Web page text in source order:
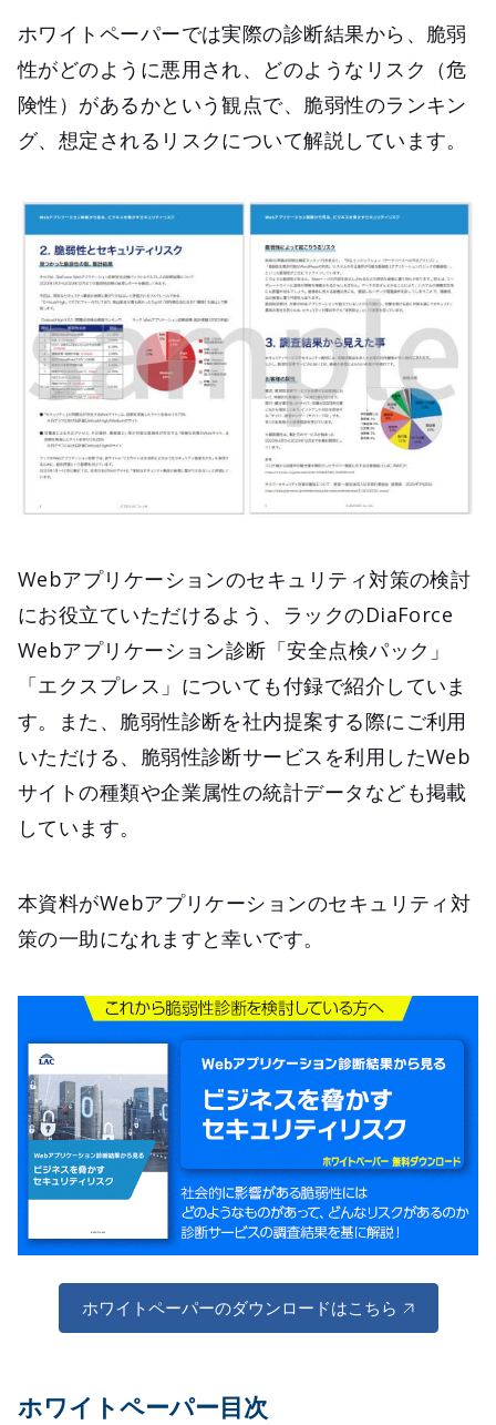
ホワイトペーパーでは実際の診断結果から、脆弱
性がどのように悪用され、どのようなリスク（危
険性）があるかという観点で、脆弱性のランキン
グ、想定されるリスクについて解説しています。
Webアプリケーションのセキュリティ対策の検討
にお役立ていただけるよう、ラックのDiaForce
Webアプリケーション診断「安全点検パック」
「エクスプレス」についても付録で紹介していま
す。また、脆弱性診断を社内提案する際にご利用
いただける、脆弱性診断サービスを利用したWeb
サイトの種類や企業属性の統計データなども掲載
しています。
本資料がWebアプリケーションのセキュリティ対
策の一助になれますと幸いです。
ホワイトペーパーのダウンロードはこちら
ホワイトペーパー目次